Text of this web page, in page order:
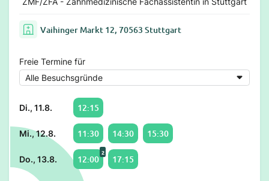
Vaihinger Markt 12, 70563 Stuttgart
Freie Termine für
Di., 11.8. 12:15
Mi., 12.8. 11:30 14:30 15:30
Do., 13.8. 12:00
2
17:15